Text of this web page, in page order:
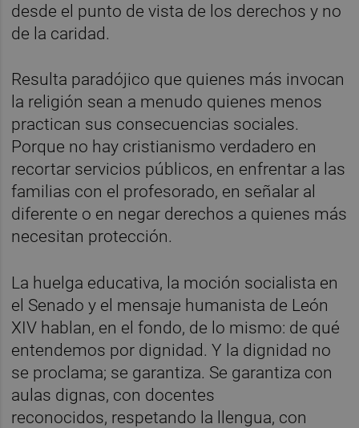
desde el punto de vista de los derechos y no
de la caridad.
Resulta paradójico que quienes más invocan
la religión sean a menudo quienes menos
practican sus consecuencias sociales.
Porque no hay cristianismo verdadero en
recortar servicios públicos, en enfrentar a las
familias con el profesorado, en señalar al
diferente o en negar derechos a quienes más
necesitan protección.
La huelga educativa, la moción socialista en
el Senado y el mensaje humanista de León
XIV hablan, en el fondo, de lo mismo: de qué
entendemos por dignidad. Y la dignidad no
se proclama; se garantiza. Se garantiza con
aulas dignas, con docentes
reconocidos, respetando la llengua, con